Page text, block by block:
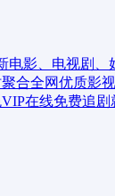
电影、电视剧、
合全网优质影
在线免费追剧